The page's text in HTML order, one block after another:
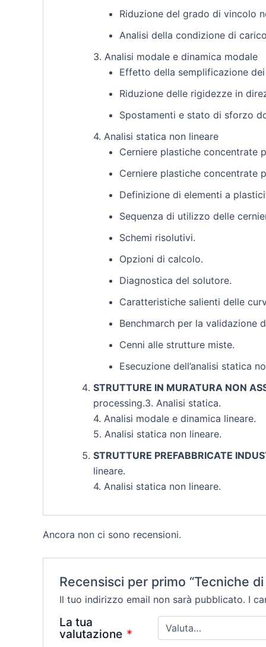
Riduzione del grado di vincolo
Analisi della condizione di
3. Analisi modale e dinamica modale
Effetto della semplificazione
Riduzione delle rigidezze in
Spostamenti e stato di sforzo
4. Analisi statica non lineare
Cerniere plastiche concentrate
Cerniere plastiche concentrate
Definizione di elementi a
Sequenza di utilizzo delle
Schemi risolutivi.
Opzioni di calcolo.
Diagnostica del solutore.
Caratteristiche salienti delle
Benchmarch per la validazione
Cenni alle strutture miste.
Esecuzione dell’analisi statica
STRUTTURE IN MURATURA NON
processing.3. Analisi statica.
4. Analisi modale e dinamica lineare.
5. Analisi statica non lineare.
STRUTTURE PREFABBRICATE
lineare.
4. Analisi statica non lineare.
Ancora non ci sono recensioni.
Recensisci per primo “Tecniche
Il tuo indirizzo email non sarà pubblicato. I
La tua
valutazione *